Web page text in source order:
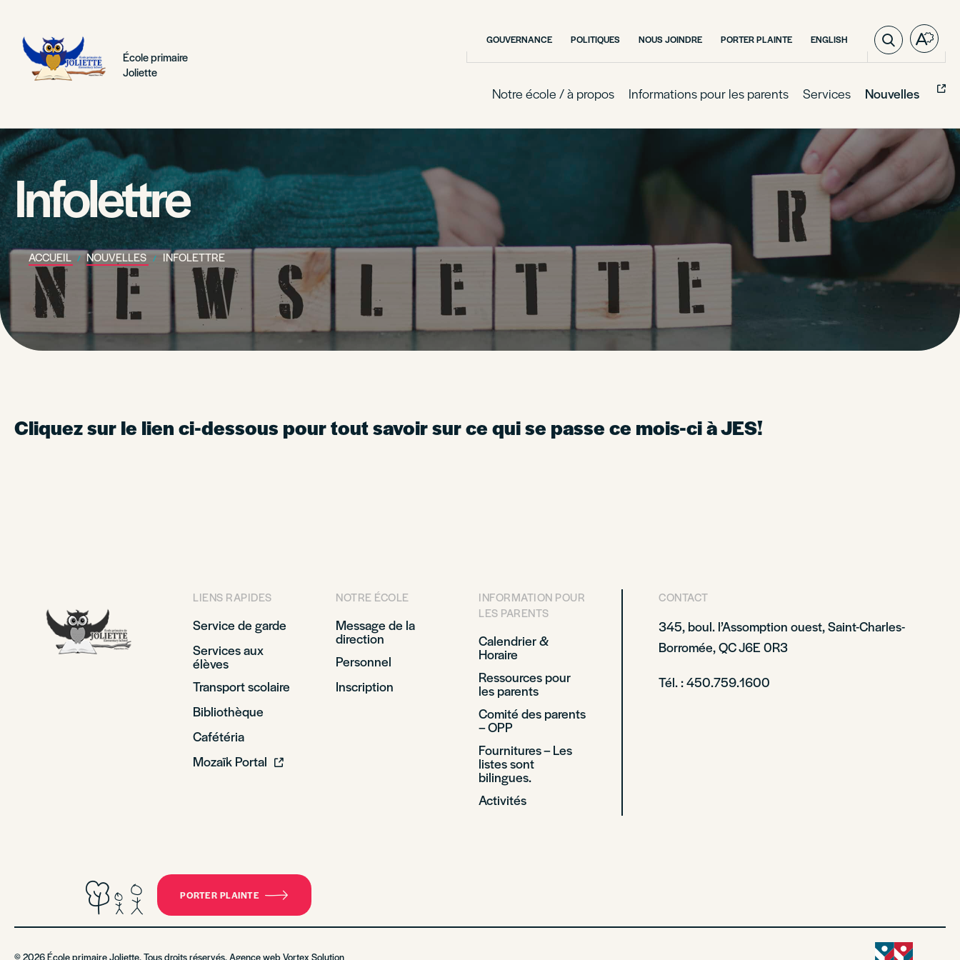
École primaire
Joliette
GOUVERNANCE POLITIQUES NOUS JOINDRE PORTER PLAINTE ENGLISHVISITER
PAGE
ENGLISH.
la
Notre école / à propos Informations pour les parents Services Nouvelles
Infolettre
ACCUEIL NOUVELLES INFOLETTRE
Cliquez sur le lien ci-dessous pour tout savoir sur ce qui se passe ce mois-ci à JES!
LIENS RAPIDES
Service de garde
Services aux
élèves
Transport scolaire
Bibliothèque
Cafétéria
Mozaïk Portal
NOTRE ÉCOLE
Message de la
direction
Personnel
Inscription
INFORMATION POUR
LES PARENTS
Calendrier &
Horaire
Ressources pour
les parents
Comité des parents
– OPP
Fournitures – Les
listes sont
bilingues.
Activités
CONTACT
345, boul. l’Assomption ouest, Saint-Charles-
Borromée, QC J6E 0R3
Tél. : 450.759.1600
PORTER PLAINTE
© 2026 École primaire Joliette. Tous droits réservés. Agence webVortex Solution